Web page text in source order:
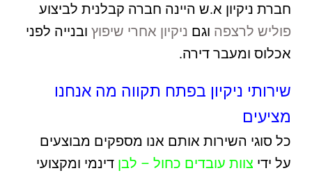
חברת ניקיון א.ש היינה חברה קבלנית לביצוע
פוליש לרצפה וגם ניקיון אחרי שיפוץ ובנייה לפני
אכלוס ומעבר דירה.
שירותי ניקיון בפתח תקווה מה אנחנו
מציעים
כל סוגי השירות אותם אנו מספקים מבוצעים
על ידי צוות עובדים כחול – לבן דינמי ומקצועי